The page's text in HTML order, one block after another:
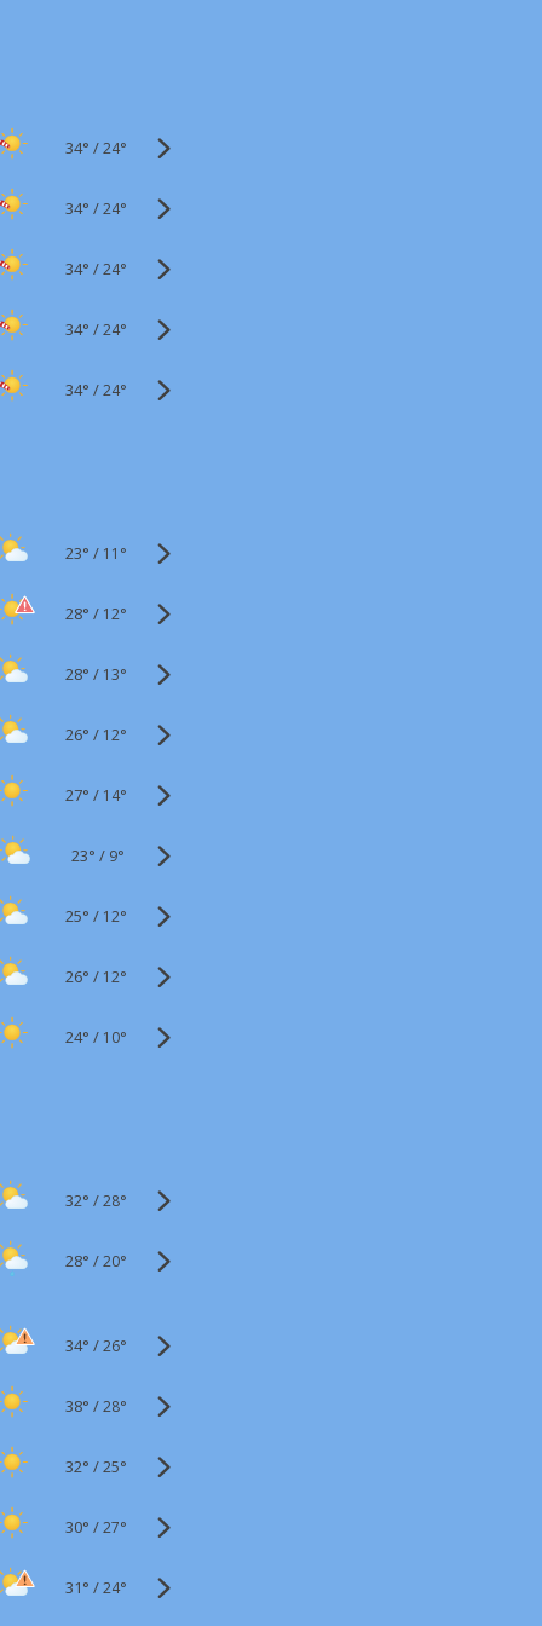
34° /24°
34° /24°
34° /24°
34° /24°
34° /24°
23° / 11°
28° / 12°
28° / 13°
26° / 12°
27° / 14°
23° / 9°
25° / 12°
26° / 12°
24° / 10°
32° /28°
28° /20°
34° /26°
38° /28°
32° /25°
30° /27°
31° /24°